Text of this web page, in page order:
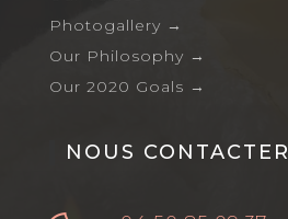
Photogallery →
Our Philosophy →
Our 2020 Goals →
NOUS CONTACTER